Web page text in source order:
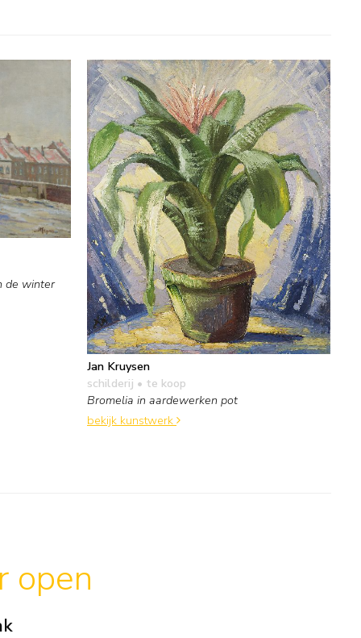
de winter
Jan Kruysen
schilderij • te koop
Bromelia in aardewerken pot
bekijk kunstwerk
open